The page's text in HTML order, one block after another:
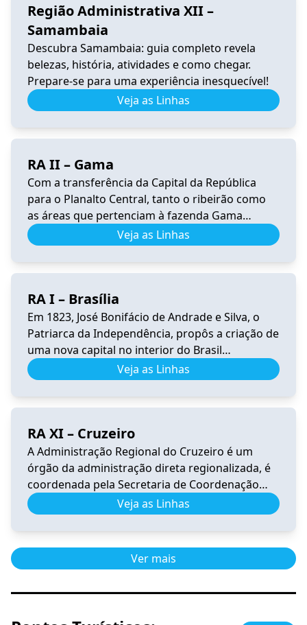
Região Administrativa XII –
Samambaia
Descubra Samambaia: guia completo revela
belezas, história, atividades e como chegar.
Prepare-se para uma experiência inesquecível!
Veja as Linhas
RA II – Gama
Com a transferência da Capital da República
para o Planalto Central, tanto o ribeirão como
as áreas que pertenciam à fazenda Gama
ficaram dentro da área escolhida para sediar a
nova capital do Brasil. Conforme o Censo
assim distribuídas: nos […]
Veja as Linhas
RA I – Brasília
Em 1823, José Bonifácio de Andrade e Silva, o
Patriarca da Independência, propôs a criação de
uma nova capital no interior do Brasil
(sugerindo o nome Brasília), longe dos portos
para garantir a segurança do país. A vocação
Bosco. O […]
Veja as Linhas
RA XI – Cruzeiro
A Administração Regional do Cruzeiro é um
órgão da administração direta regionalizada, é
coordenada pela Secretaria de Coordenação
das Cidades. Tem por competência representar
o Governo do Distrito Federal na execução das
sua jurisdição. A Região Administrativa do
Cruzeiro encontra-se dentro da Poligonal de
Veja as Linhas
Ver mais